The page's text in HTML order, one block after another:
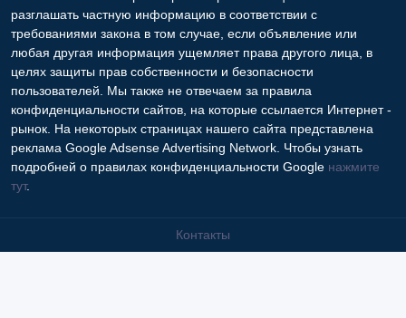
разглашать частную информацию в соответствии с
требованиями закона в том случае, если объявление или
любая другая информация ущемляет права другого лица, в
целях защиты прав собственности и безопасности
пользователей. Мы также не отвечаем за правила
конфиденциальности сайтов, на которые ссылается Интернет -
рынок. На некоторых страницах нашего сайта представлена
реклама Google Adsense Advertising Network. Чтобы узнать
подробней о правилах конфиденциальности Google нажмите
тут.
Контакты